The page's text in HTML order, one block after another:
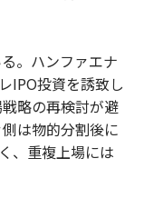
。ハンファエナ
IPO投資を誘致し
略の再検討が避
は物的分割後に
、重複上場には